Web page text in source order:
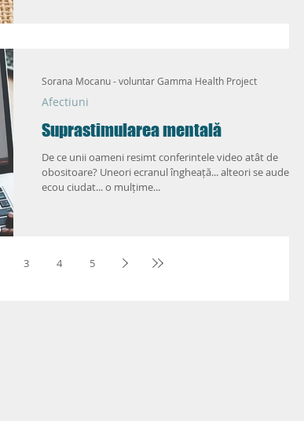
Suprastimularea mentală
De ce unii oameni resimt conferintele video atât de
obositoare? Uneori ecranul îngheață... alteori se aude un
ecou ciudat... o mulțime...
Afectiuni
Sorana Mocanu - voluntar Gamma Health Project
3 4 5